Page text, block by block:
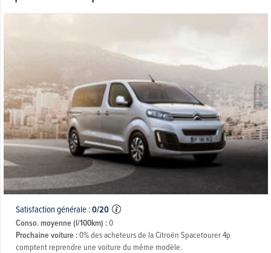
Satisfaction générale :0/20
Conso. moyenne (l/100km) :0
Prochaine voiture :0% des acheteurs de la Citroën Spacetourer 4p
comptent reprendre une voiture du même modèle.